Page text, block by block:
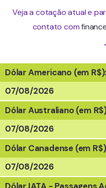
Veja a cotação atual e
contato com
Dólar Americano (em
07/08/2026
Dólar Australiano (em
07/08/2026
Dólar Canadense (em
07/08/2026